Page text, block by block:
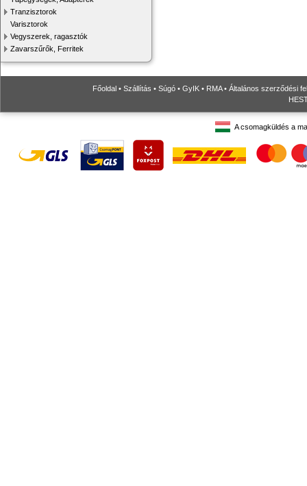
Tranzisztorok
Varisztorok
Vegyszerek, ragasztók
Zavarszűrők, Ferritek
Főoldal • Szállítás • Súgó • GyIK • RMA• Általános szerződési
A csomagküldés a